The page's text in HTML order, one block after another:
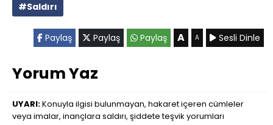
#Saldırı
Paylaş Paylaş Paylaş A A Sesli Dinle
Yorum Yaz
UYARI:Konuyla ilgisi bulunmayan, hakaret içeren cümleler
veya imalar, inançlara saldırı, şiddete teşvik yorumları